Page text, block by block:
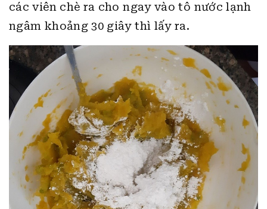
các viên chè ra cho ngay vào tô nước lạnh
ngâm khoảng 30 giây thì lấy ra.